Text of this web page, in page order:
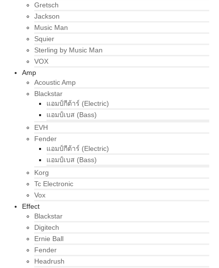
Gretsch
Jackson
Music Man
Squier
Sterling by Music Man
VOX
Amp
Acoustic Amp
Blackstar
แอมป์กีต้าร์ (Electric)
แอมป์เบส (Bass)
EVH
Fender
แอมป์กีต้าร์ (Electric)
แอมป์เบส (Bass)
Korg
Tc Electronic
Vox
Effect
Blackstar
Digitech
Ernie Ball
Fender
Headrush